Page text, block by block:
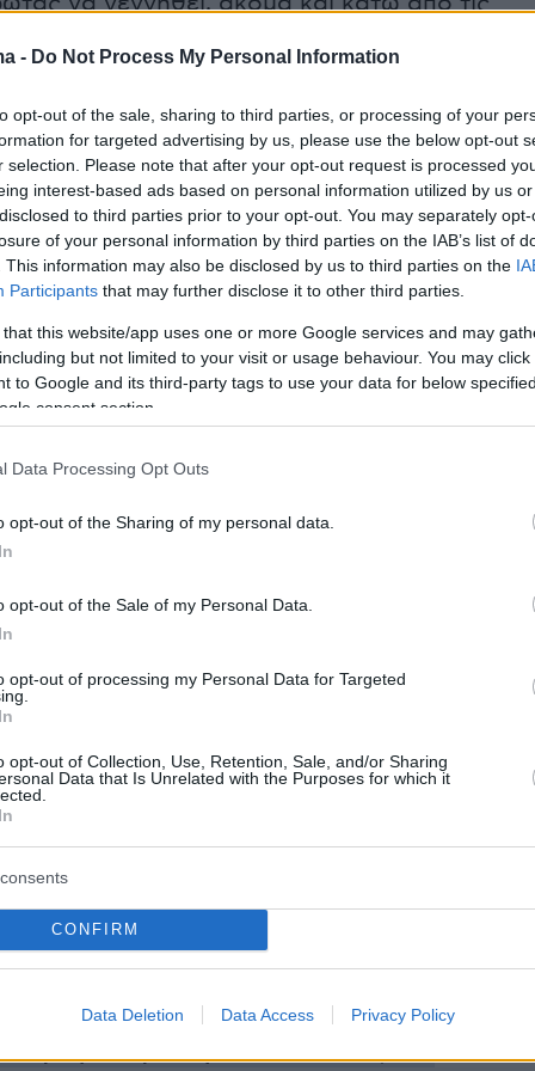
- Do Not Process My Personal Information
opt-out of the sale, sharing to third parties, or processing of your
for targeted advertising by us, please use the below opt-out
selection. Please note that after your opt-out request is processed
interest-based ads based on personal information utilized by us
to third parties prior to your opt-out. You may separately
of your personal information by third parties on the IAB’s list of
This information may also be disclosed by us to third parties on the
Participants that may further disclose it to other third parties.
that this website/app uses one or more Google services and may
but not limited to your visit or usage behaviour. You may
to Google and its third-party tags to use your data for below
consent section.
Data Processing Opt Outs
opt-out of the Sharing of my personal data.
opt-out of the Sale of my Personal Data.
opt-out of processing my Personal Data for Targeted
opt-out of Collection, Use, Retention, Sale, and/or Sharing
Data that Is Unrelated with the Purposes for which it
CONFIRM
Data Deletion Data Access Privacy Policy
απρόοπτα και ένα «ανορθόδοξο» χωριό....
σειρά του Star που θα σας κάνει να
Μανέ, Κώστας Κόκλας, Νίκος
Λίλα Μπακλέση, Σπύρος Πούλης, Κώστας
Γιάννης Μποσταντζόγλου, Ρένος Ρώτας,
Πάρις Θωμόπουλος, Έλενα
Βασίλης Τριανταφύλλου.
κωμικών επιτυχιών.
Γιάννης Διακάκης
τον 50χρονο επειδή του έκανε
χάους στην Oxford Street - Επεισόδια
για μαζική λεηλασία καταστήματος
Daytona του Πολ Νιούμαν στα... αζήτητα -
ρολόγια πολυτελείας δεν